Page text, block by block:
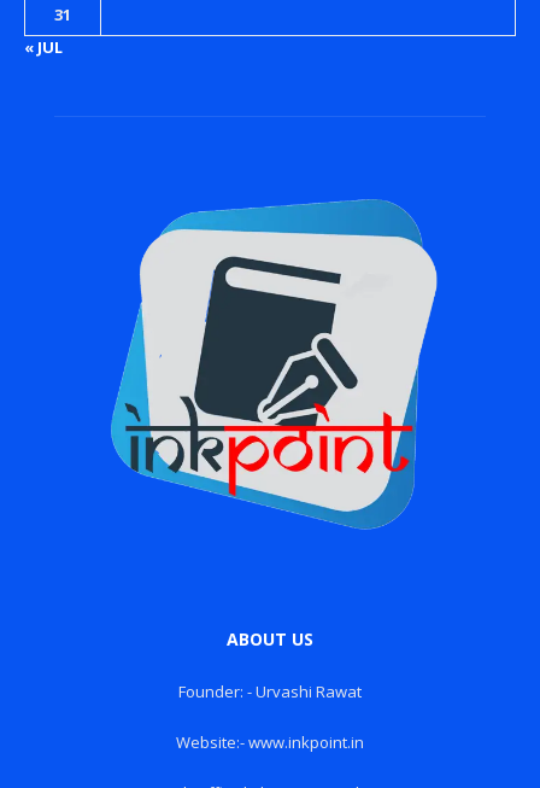
31
« JUL
ABOUT US
Founder: - Urvashi Rawat
Website:- www.inkpoint.in